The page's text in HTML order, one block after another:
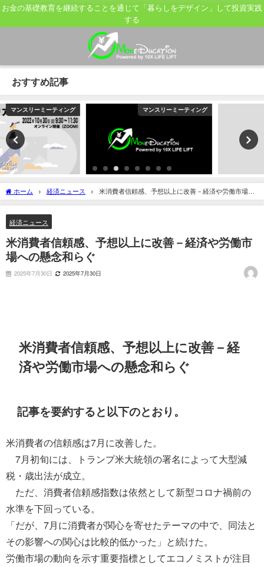
お金の基礎教育を継続することを通じて「暮らしをデザイン」して投資実践
する
おすすめ記事
マンスリーミーティング マンスリーミーティング
ホーム 経済ニュース
米消費者信頼感、予想以上に改善－経済や労働市場へ
の懸念和らぐ
経済ニュース
米消費者信頼感、予想以上に改善－経済や労働市
場への懸念和らぐ
2025年7月30日 2025年7月30日
米消費者信頼感、予想以上に改善－経
済や労働市場への懸念和らぐ
記事を要約すると以下のとおり。
米消費者の信頼感は7月に改善した。
7月初旬には、トランプ米大統領の署名によって大型減
税・歳出法が成立。
ただ、消費者信頼感指数は依然として新型コロナ禍前の
水準を下回っている。
「だが、7月に消費者が関心を寄せたテーマの中で、同法と
その影響への関心は比較的低かった」と続けた。
労働市場の動向を示す重要指標としてエコノミストが注目